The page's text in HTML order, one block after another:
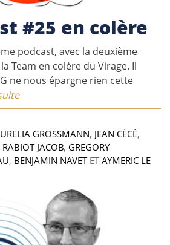
#25 en colère
podcast, avec la deuxième
Team en colère du Virage. Il
ne nous épargne rien cette
GROSSMANN, JEAN CÉCÉ,
RABIOT JACOB, GREGORY
, BENJAMIN NAVETETAYMERIC LE